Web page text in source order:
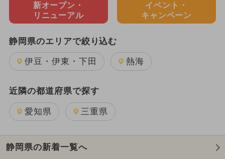
新オープン・
リニューアル
イベント・
キャンペーン
静岡県のエリアで絞り込む
伊豆・伊東・下田 熱海
近隣の都道府県で探す
愛知県 三重県
静岡県の新着一覧へ